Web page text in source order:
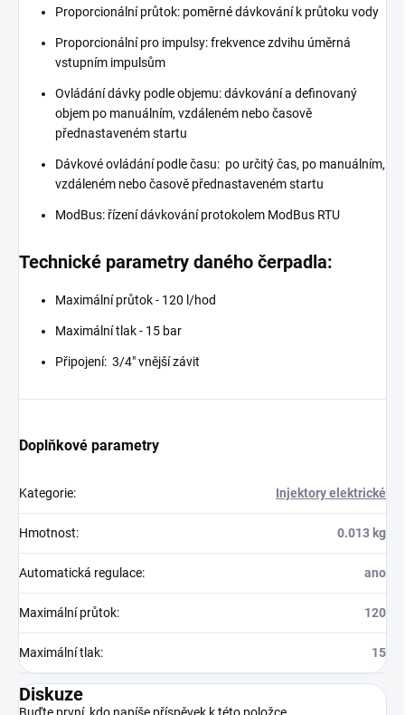
Proporcionální průtok: poměrné dávkování k průtoku vody
Proporcionální pro impulsy: frekvence zdvihu úměrná
vstupním impulsům
Ovládání dávky podle objemu: dávkování a definovaný
objem po manuálním, vzdáleném nebo časově
přednastaveném startu
Dávkové ovládání podle času: po určitý čas, po manuálním,
vzdáleném nebo časově přednastaveném startu
ModBus: řízení dávkování protokolem ModBus RTU
Technické parametry daného čerpadla:
Maximální průtok - 120 l/hod
Maximální tlak - 15 bar
Připojení: 3/4" vnější závit
Doplňkové parametry
Kategorie: Injektory elektrické
Hmotnost: 0.013 kg
Automatická regulace: ano
Maximální průtok: 120
Maximální tlak: 15
Diskuze